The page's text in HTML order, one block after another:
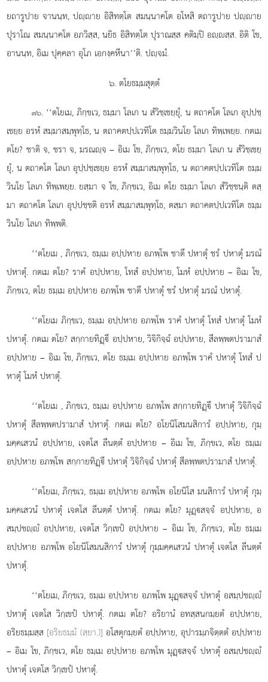
ยถารูปายจานนฺท, ปฺาย อิสิทตฺโต สมนฺนาคโต อโหสิ ตถารูปาย ปฺาย
ปุราโณ สมนฺนาคโต อภวิสฺส, นยิธ อิสิทตฺโต ปุราณสฺส คติมฺปิ อฺสฺส. อิติ โข,
อานนฺท, อิเม ปุคฺคลา อุโภ เอกงฺคหีนา’’ติ. ปฺจมํ.
๖. ตโยธมฺมสุตฺตํ
๗๖. ‘‘ตโยเม, ภิกฺขเว, ธมฺมา โลเก น สํวิชฺเชยฺยุํ, น ตถาคโต โลเก อุปฺปชฺ
เชยฺย อรหํ สมฺมาสมฺพุทฺโธ, น ตถาคตปฺปเวทิโต ธมฺมวินโย โลเก ทิพฺเพยฺย. กตเม
ตโย? ชาติ จ, ชรา จ, มรณฺจ – อิเม โข, ภิกฺขเว, ตโย ธมฺมา โลเก น สํวิชฺเชยฺ
ยุํ, น ตถาคโต โลเก อุปฺปชฺเชยฺย อรหํ สมฺมาสมฺพุทฺโธ, น ตถาคตปฺปเวทิโต ธมฺม
วินโย โลเก ทิพฺเพยฺย. ยสฺมา จ โข, ภิกฺขเว, อิเม ตโย ธมฺมา โลเก สํวิชฺชนฺติ ตสฺ
มา ตถาคโต โลเก อุปฺปชฺชติ อรหํ สมฺมาสมฺพุทฺโธ, ตสฺมา ตถาคตปฺปเวทิโต ธมฺม
วินโย โลเก ทิพฺพติ.
‘‘ตโยเม, ภิกฺขเว, ธมฺเม อปฺปหาย อภพฺโพ ชาตึ ปหาตุํ ชรํ ปหาตุํ มรณํ
ปหาตุํ. กตเม ตโย? ราคํ อปฺปหาย, โทสํ อปฺปหาย, โมหํ อปฺปหาย – อิเม โข,
ภิกฺขเว, ตโย ธมฺเม อปฺปหาย อภพฺโพ ชาตึ ปหาตุํ ชรํ ปหาตุํ มรณํ ปหาตุํ.
‘‘ตโยเม ภิกฺขเว, ธมฺเม อปฺปหาย อภพฺโพ ราคํ ปหาตุํ โทสํ ปหาตุํ โมหํ
ปหาตุํ. กตเม ตโย? สกฺกายทิฏฺึ อปฺปหาย, วิจิกิจฺฉํ อปฺปหาย, สีลพฺพตปรามาสํ
อปฺปหาย – อิเม โข, ภิกฺขเว, ตโย ธมฺเม อปฺปหาย อภพฺโพ ราคํ ปหาตุํ โทสํ ป
หาตุํ โมหํ ปหาตุํ.
‘‘ตโยเม , ภิกฺขเว, ธมฺเม อปฺปหาย อภพฺโพ สกฺกายทิฏฺึปหาตุํ วิจิกิจฺฉํ
ปหาตุํ สีลพฺพตปรามาสํ ปหาตุํ. กตเม ตโย? อโยนิโสมนสิการํ อปฺปหาย, กุมฺ
มคฺคเสวนํ อปฺปหาย, เจตโส ลีนตฺตํ อปฺปหาย – อิเม โข, ภิกฺขเว, ตโย ธมฺเม
อปฺปหาย อภพฺโพ สกฺกายทิฏฺึ ปหาตุํ วิจิกิจฺฉํ ปหาตุํ สีลพฺพตปรามาสํ ปหาตุํ.
‘‘ตโยเม, ภิกฺขเว, ธมฺเม อปฺปหาย อภพฺโพ อโยนิโส มนสิการํ ปหาตุํ กุมฺ
มคฺคเสวนํ ปหาตุํ เจตโส ลีนตฺตํ ปหาตุํ. กตเม ตโย? มุฏฺสจฺจํ อปฺปหาย, อ
สมฺปชฺํ อปฺปหาย, เจตโส วิกฺเขปํ อปฺปหาย – อิเม โข, ภิกฺขเว, ตโย ธมฺเม
อปฺปหาย อภพฺโพ อโยนิโสมนสิการํ ปหาตุํ กุมฺมคฺคเสวนํ ปหาตุํ เจตโส ลีนตฺตํ
ปหาตุํ.
‘‘ตโยเม, ภิกฺขเว, ธมฺเม อปฺปหาย อภพฺโพ มุฏฺสจฺจํ ปหาตุํ อสมฺปชฺํ
ปหาตุํ เจตโส วิกฺเขปํ ปหาตุํ. กตเม ตโย? อริยานํ อทสฺสนกมฺยตํ อปฺปหาย,
อริยธมฺมสฺส [อริยธมฺมํ (สฺยา.)] อโสตุกมฺยตํ อปฺปหาย, อุปารมฺภจิตฺตตํ อปฺปหาย
– อิเม โข, ภิกฺขเว, ตโย ธมฺเม อปฺปหาย อภพฺโพ มุฏฺสจฺจํ ปหาตุํ อสมฺปชฺํ
ปหาตุํ เจตโส วิกฺเขปํ ปหาตุํ.